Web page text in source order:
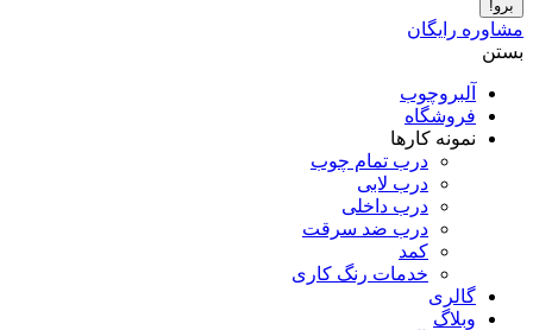
مشاوره رایگان
بستن
آلبروچوب
فروشگاه
نمونه کارها
درب تمام چوب
درب لابی
درب داخلی
درب ضد سرقت
کمد
خدمات رنگ کاری
گالری
وبلاگ